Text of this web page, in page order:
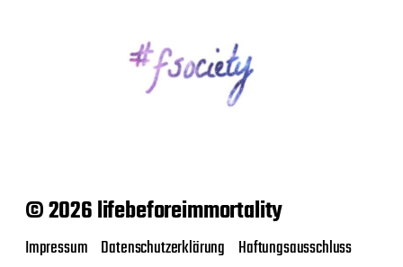
© 2026 lifebeforeimmortality
Impressum Datenschutzerklärung Haftungsausschluss